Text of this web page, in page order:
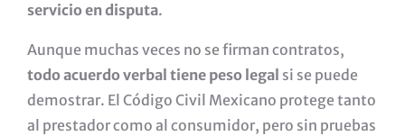
servicio en disputa.
Aunque muchas veces no se firman contratos,
todo acuerdo verbal tiene peso legal si se puede
demostrar. El Código Civil Mexicano protege tanto
al prestador como al consumidor, pero sin pruebas